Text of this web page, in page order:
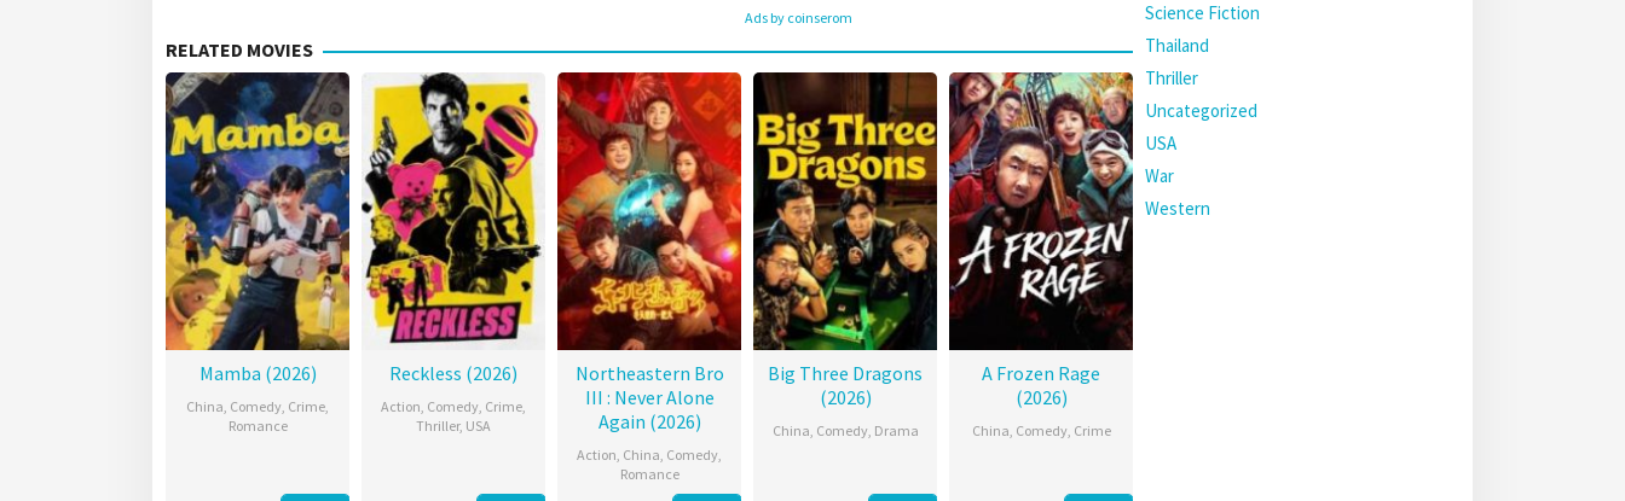
Ads by coinserom
RELATED MOVIES
Mamba (2026)
China, Comedy, Crime,
Romance
Reckless (2026)
Action, Comedy, Crime,
Thriller, USA
Northeastern Bro
III : Never Alone
Again (2026)
Action, China, Comedy,
Romance
Big Three Dragons
(2026)
China, Comedy, Drama
A Frozen Rage
(2026)
China, Comedy, Crime
Science Fiction
Thailand
Thriller
Uncategorized
USA
War
Western